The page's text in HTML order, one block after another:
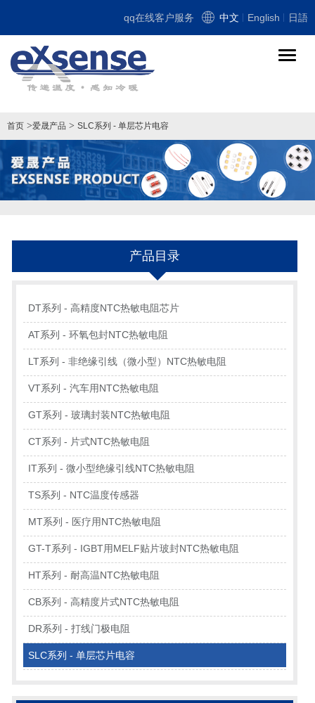
qq在线客户服务 中文 English 日語
导
首页 >爱晟产品 > SLC系列 - 单层芯片电容
产品目录
DT系列 - 高精度NTC热敏电阻芯片
AT系列 - 环氧包封NTC热敏电阻
LT系列 - 非绝缘引线（微小型）NTC热敏电阻
VT系列 - 汽车用NTC热敏电阻
GT系列 - 玻璃封装NTC热敏电阻
CT系列 - 片式NTC热敏电阻
IT系列 - 微小型绝缘引线NTC热敏电阻
TS系列 - NTC温度传感器
MT系列 - 医疗用NTC热敏电阻
GT-T系列 - IGBT用MELF贴片玻封NTC热敏电阻
HT系列 - 耐高温NTC热敏电阻
CB系列 - 高精度片式NTC热敏电阻
DR系列 - 打线门极电阻
SLC系列 - 单层芯片电容